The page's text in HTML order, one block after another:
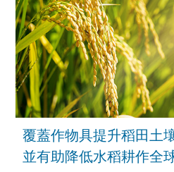
覆蓋作物具提升稻田土
並有助降低水稻耕作全